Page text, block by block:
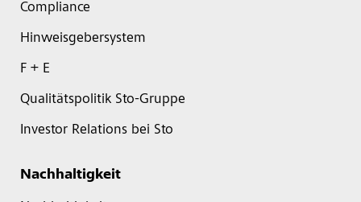
Compliance
Hinweisgebersystem
F + E
Qualitätspolitik Sto-Gruppe
Investor Relations bei Sto
Nachhaltigkeit